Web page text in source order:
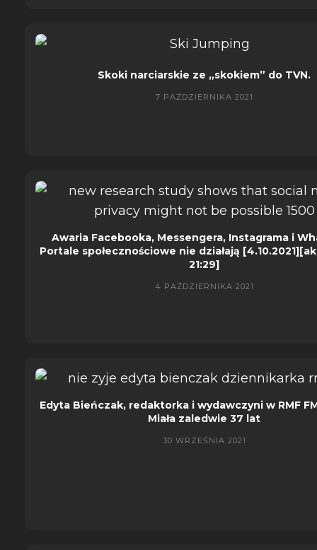
Skoki narciarskie ze „skokiem” do TVN.
7 PAŹDZIERNIKA 2021
Awaria Facebooka, Messengera, Instagrama i
Portale społecznościowe nie działają
21:29]
4 PAŹDZIERNIKA 2021
Edyta Bieńczak, redaktorka i wydawczyni w RMF
Miała zaledwie 37 lat
30 WRZEŚNIA 2021